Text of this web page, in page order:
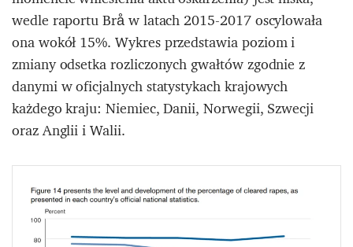
wedle raportu Brå w latach 2015-2017 oscylowała
ona wokół 15%. Wykres przedstawia poziom i
zmiany odsetka rozliczonych gwałtów zgodnie z
danymi w oficjalnych statystykach krajowych
każdego kraju: Niemiec, Danii, Norwegii, Szwecji
oraz Anglii i Walii.